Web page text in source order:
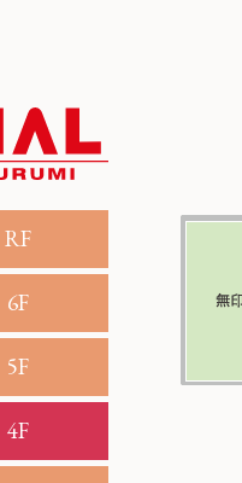
4F
5F
6F
RF